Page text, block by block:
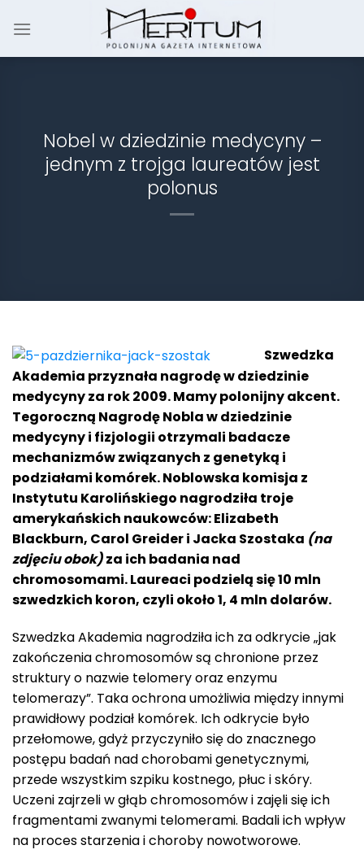
Nobel w dziedzinie medycyny –
jednym z trojga laureatów jest
polonus
Szwedzka
Akademia przyznała nagrodę w dziedzinie
medycyny za rok 2009. Mamy polonijny akcent.
Tegoroczną Nagrodę Nobla w dziedzinie
medycyny i fizjologii otrzymali badacze
mechanizmów związanych z genetyką i
podziałami komórek. Noblowska komisja z
Instytutu Karolińskiego nagrodziła troje
amerykańskich naukowców: Elizabeth
Blackburn, Carol Greider i Jacka Szostaka (na
zdjęciu obok)za ich badania nad
chromosomami. Laureaci podzielą się 10 mln
szwedzkich koron, czyli około 1, 4 mln dolarów.
Szwedzka Akademia nagrodziła ich za odkrycie „jak
zakończenia chromosomów są chronione przez
struktury o nazwie telomery oraz enzymu
telomerazy”. Taka ochrona umożliwia między innymi
prawidłowy podział komórek. Ich odkrycie było
przełomowe, gdyż przyczyniło się do znacznego
postępu badań nad chorobami genetycznymi,
przede wszystkim szpiku kostnego, płuc i skóry.
Uczeni zajrzeli w głąb chromosomów i zajęli się ich
fragmentami zwanymi telomerami. Badali ich wpływ
na proces starzenia i choroby nowotworowe.